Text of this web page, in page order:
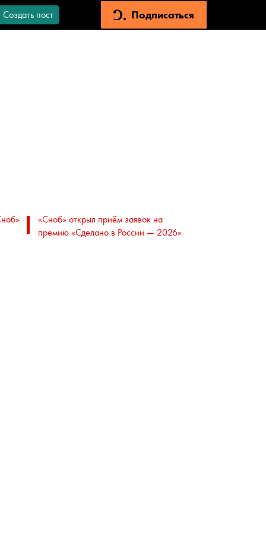
Создать пост Подписаться
«Сноб» открыл приём заявок на
премию «Сделано в России — 2026»